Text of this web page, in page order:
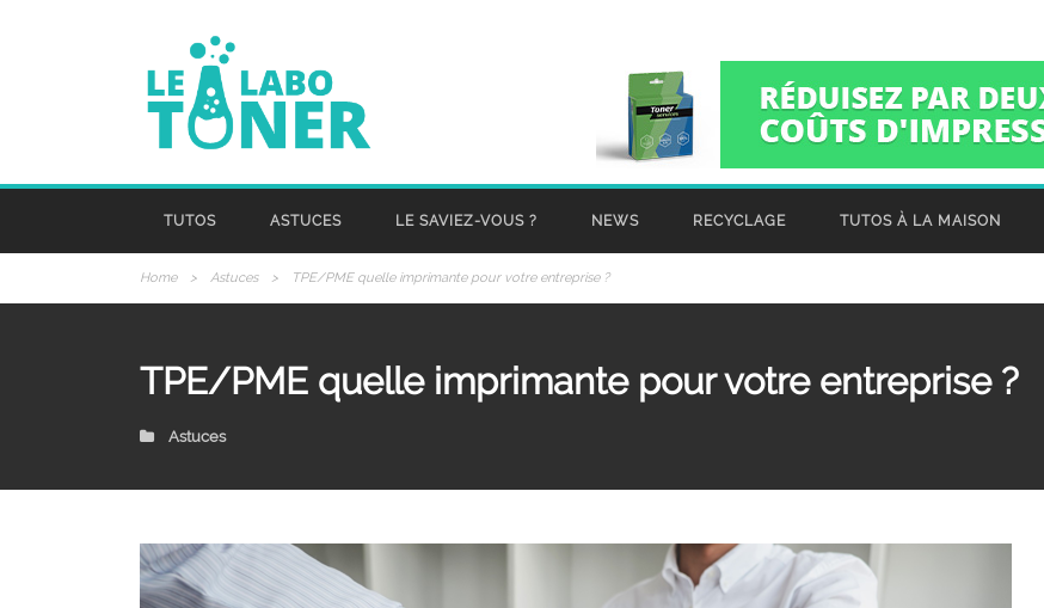
TUTOS ASTUCES LE SAVIEZ-VOUS ? NEWS RECYCLAGE TUTOS À LA MAISON
Home > Astuces > TPE/PME quelle imprimante pour votre entreprise ?
TPE/PME quelle imprimante pour votre entreprise ?
Astuces